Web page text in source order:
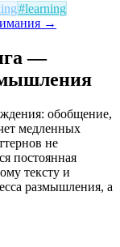
#learning
→
—
обобщение,
медленных
не
постоянная
тексту и
размышления, а